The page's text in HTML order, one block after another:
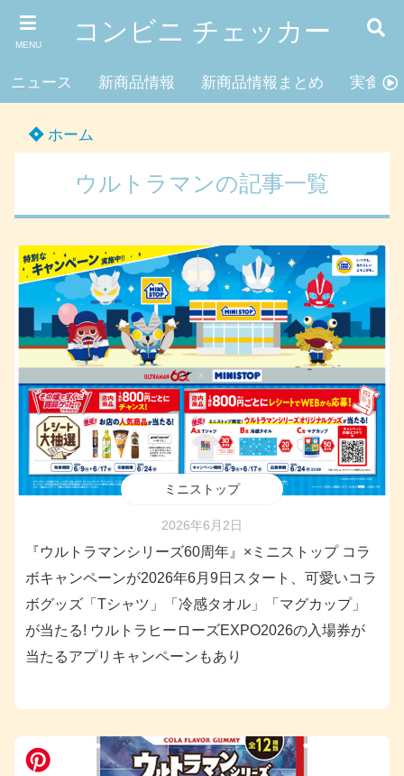
MENU コンビニ チェッカー
ニュース 新商品情報 新商品情報まとめ 実食レ
ホーム
ウルトラマンの記事一覧
ミニストップ
2026年6月2日
『ウルトラマンシリーズ60周年』×ミニストップ コラ
ボキャンペーンが2026年6月9日スタート、可愛いコラ
ボグッズ「Tシャツ」「冷感タオル」「マグカップ」
が当たる! ウルトラヒーローズEXPO2026の入場券が
当たるアプリキャンペーンもあり